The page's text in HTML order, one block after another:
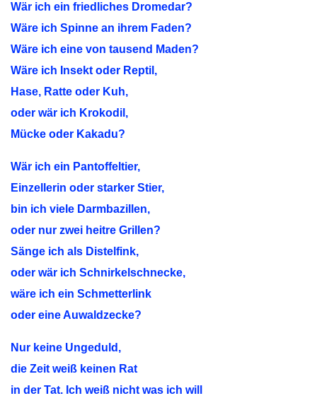
Wär ich ein friedliches Dromedar?
Wäre ich Spinne an ihrem Faden?
Wäre ich eine von tausend Maden?
Wäre ich Insekt oder Reptil,
Hase, Ratte oder Kuh,
oder wär ich Krokodil,
Mücke oder Kakadu?
Wär ich ein Pantoffeltier,
Einzellerin oder starker Stier,
bin ich viele Darmbazillen,
oder nur zwei heitre Grillen?
Sänge ich als Distelfink,
oder wär ich Schnirkelschnecke,
wäre ich ein Schmetterlink
oder eine Auwaldzecke?
Nur keine Ungeduld,
die Zeit weiß keinen Rat
in der Tat. Ich weiß nicht was ich will